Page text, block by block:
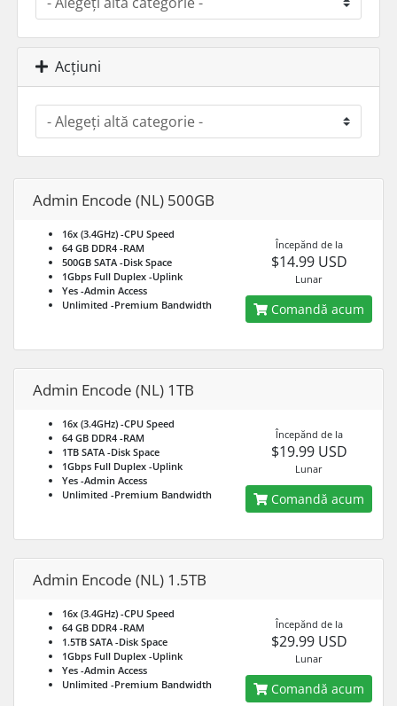
Acțiuni
Admin Encode (NL) 500GB
16x (3.4GHz) -CPU Speed
64 GB DDR4 -RAM
500GB SATA -Disk Space
1Gbps Full Duplex -Uplink
Yes -Admin Access
Unlimited -Premium Bandwidth
Începănd de la
$14.99 USD
Lunar
Comandă acum
Admin Encode (NL) 1TB
16x (3.4GHz) -CPU Speed
64 GB DDR4 -RAM
1TB SATA -Disk Space
1Gbps Full Duplex -Uplink
Yes -Admin Access
Unlimited -Premium Bandwidth
Începănd de la
$19.99 USD
Lunar
Comandă acum
Admin Encode (NL) 1.5TB
16x (3.4GHz) -CPU Speed
64 GB DDR4 -RAM
1.5TB SATA -Disk Space
1Gbps Full Duplex -Uplink
Yes -Admin Access
Unlimited -Premium Bandwidth
Începănd de la
$29.99 USD
Lunar
Comandă acum